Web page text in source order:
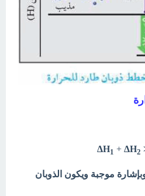
ΔH1 + ΔH2
0 وبإشارة موجبة ويكون الذوبان